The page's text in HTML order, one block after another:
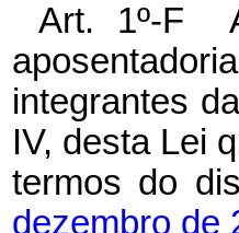
Art. 1º-F
integrantes
IV, desta Lei
termos do
dezembro de